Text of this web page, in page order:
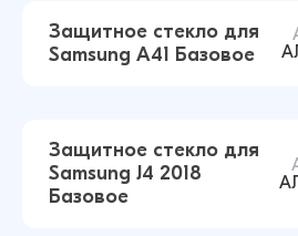
(Черный)
14 ₽16 ₽
Защитное стекло для
Samsung A41 Базовое
Защитное стекло для
Samsung J4 2018
Базовое